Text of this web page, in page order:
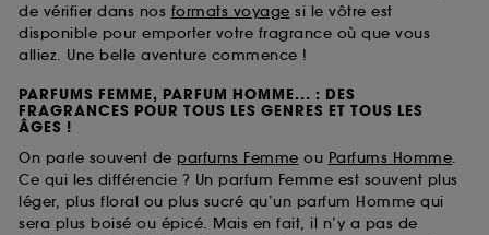
de vérifier dans nos formats voyage si le vôtre est
disponible pour emporter votre fragrance où que vous
alliez. Une belle aventure commence !
PARFUMS FEMME, PARFUM HOMME... : DES
FRAGRANCES POUR TOUS LES GENRES ET TOUS LES
ÂGES !
On parle souvent de parfums Femme ou Parfums Homme.
Ce qui les différencie ? Un parfum Femme est souvent plus
léger, plus floral ou plus sucré qu’un parfum Homme qui
sera plus boisé ou épicé. Mais en fait, il n’y a pas de